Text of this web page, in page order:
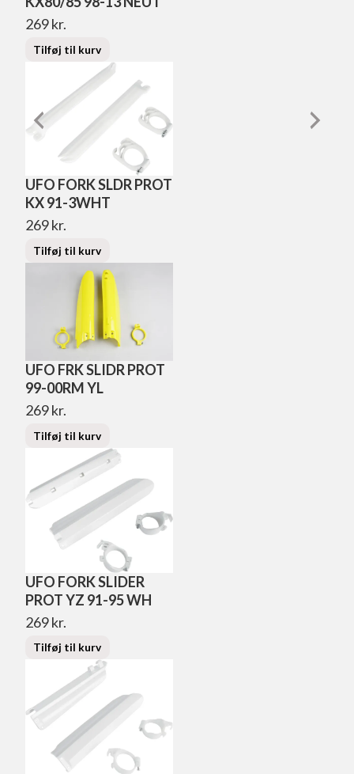
269kr.
Tilføj til kurv
UFO FORK SLDR PROT
KX 91-3WHT
269kr.
Tilføj til kurv
UFO FRK SLIDR PROT
99-00RM YL
269kr.
Tilføj til kurv
UFO FORK SLIDER
PROT YZ 91-95 WH
269kr.
Tilføj til kurv